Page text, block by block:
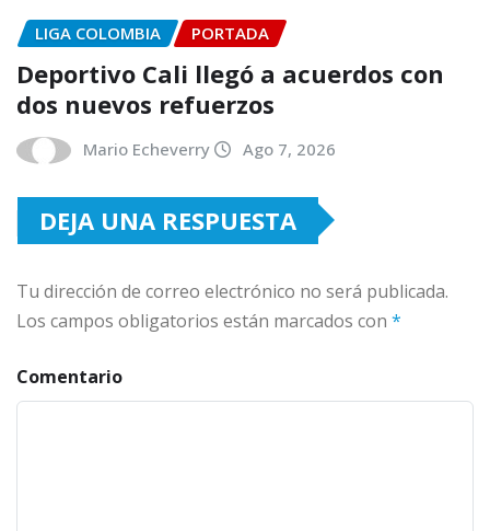
LIGA COLOMBIA PORTADA
Deportivo Cali llegó a acuerdos con
dos nuevos refuerzos
Mario Echeverry Ago 7, 2026
DEJA UNA RESPUESTA
Tu dirección de correo electrónico no será publicada.
Los campos obligatorios están marcados con *
Comentario